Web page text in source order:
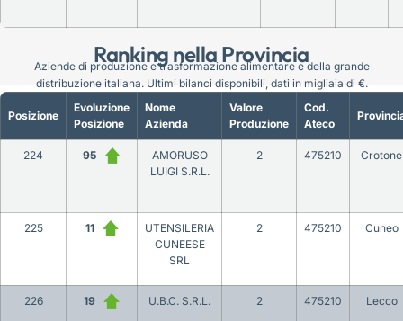
Ranking nella Provincia
Posizione
Evoluzione
Posizione
Nome
Azienda
Valore
Produzione
Cod.
Ateco
224 95
AMORUSO
LUIGI S.R.L.
2 475210 Crotone
225 11
UTENSILERIA
CUNEESE
SRL
2 475210 Cuneo
226 19 U.B.C. S.R.L. 2 475210 Lecco
Aziende di produzione e trasformazione alimentare e della grande
distribuzione italiana. Ultimi bilanci disponibili, dati in migliaia di €.